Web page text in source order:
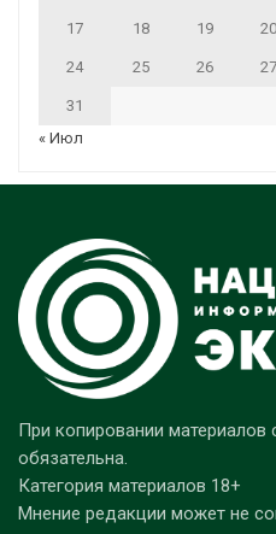
17 18 19 20
24 25 26 27
31
« Июл
При копировании материалов
обязательна.
Категория материалов 18+
Мнение редакции может не